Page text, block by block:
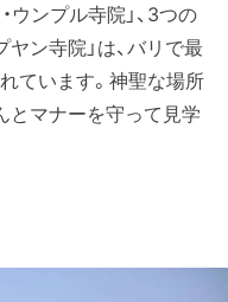
ウンプル寺院」、3つの
ン寺院」は、バリで最
ています。神聖な場所
とマナーを守って見学